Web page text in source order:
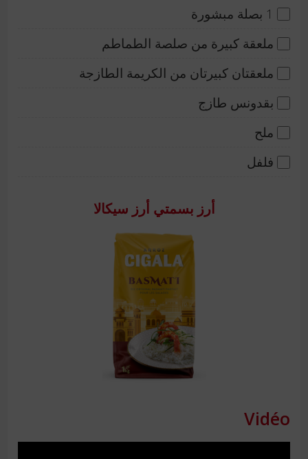
أرز بسمتي أرز سيكالا
1 بصلة مبشورة
ملعقة كبيرة من صلصة الطماطم
ملعقتان كبيرتان من الكريمة الطازجة
بقدونس طازج
ملح
فلفل
Vidéo